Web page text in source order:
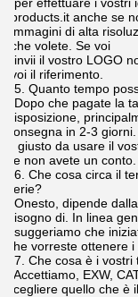
products.it anche se
immagini di alta
che volete. Se voi
invii il vostro LOGO
voi il riferimento.
5. Quanto tempo
Dopo che pagate la
disposizione,
consegna in 2-3
è giusto da usare il
se non avete un conto.
6. Che cosa circa il
serie?
Onesto, dipende
bisogno di. In linea
suggeriamo che
che vorreste ottenere i
7. Che cosa è i vostri
Accettiamo, EXW,
scegliere quello che è